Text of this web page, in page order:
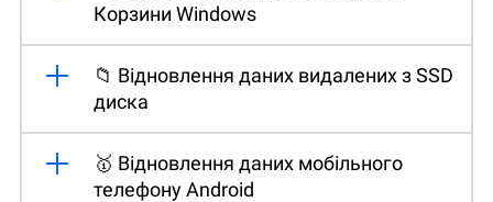
Корзини Windows
📁 Відновлення даних видалених з SSD
диска
🥇 Відновлення даних мобільного
телефону Android